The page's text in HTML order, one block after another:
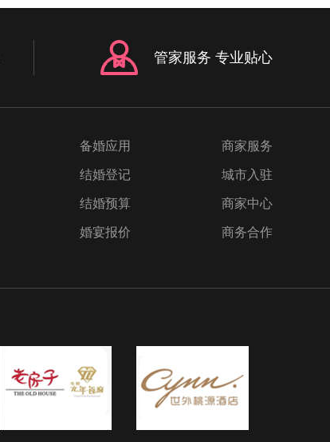
管家服务 专业贴心
备婚应用
结婚登记
结婚预算
婚宴报价
商家服务
城市入驻
商家中心
商务合作